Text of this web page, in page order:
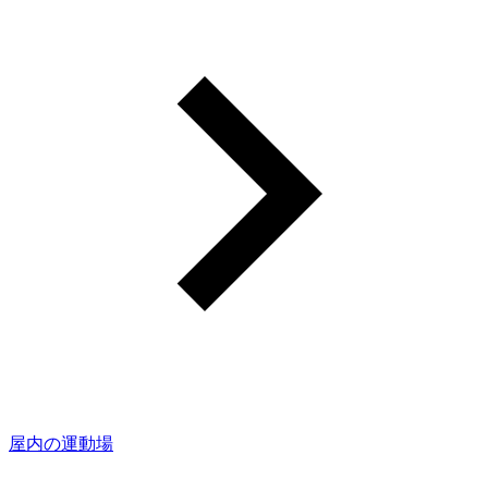
屋内の運動場